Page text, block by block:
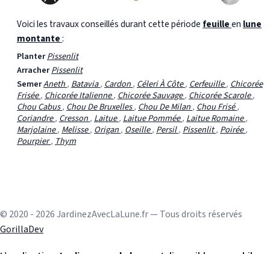
Voici les travaux conseillés durant cette période feuilleen lune
montante:
PlanterPissenlit
ArracherPissenlit
SemerAneth, Batavia, Cardon, Céleri À Côte, Cerfeuille, Chicorée
Frisée, Chicorée Italienne, Chicorée Sauvage, Chicorée Scarole,
Chou Cabus, Chou De Bruxelles, Chou De Milan, Chou Frisé,
Coriandre, Cresson, Laitue, Laitue Pommée, Laitue Romaine,
Marjolaine, Melisse, Origan, Oseille, Persil, Pissenlit, Poirée,
Pourpier, Thym
© 2020 - 2026 JardinezAvecLaLune.fr — Tous droits réservés
GorillaDev